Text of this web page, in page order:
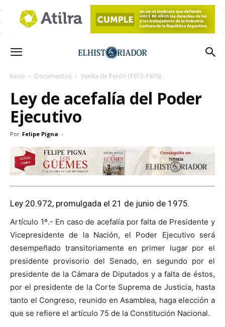
Inicio Documentos Vuelta de Perón (1973-1976)
Ley de acefalía del Poder
Ejecutivo
Por Felipe Pigna -
Ley 20.972, promulgada el 21 de junio de 1975.
Artículo 1º.- En caso de acefalía por falta de Presidente y
Vicepresidente de la Nación, el Poder Ejecutivo será
desempeñado transitoriamente en primer lugar por el
presidente provisorio del Senado, en segundo por el
presidente de la Cámara de Diputados y a falta de éstos,
por el presidente de la Corte Suprema de Justicia, hasta
tanto el Congreso, reunido en Asamblea, haga elección a
que se refiere el artículo 75 de la Constitución Nacional.